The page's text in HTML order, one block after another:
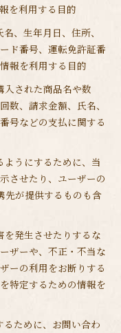
を利用する目的
、生年月日、住所、
ド番号、運転免許証番
報を利用する目的
入された商品名や数
数、請求金額、氏名、
号などの支払に関する
うにするために、当
させたり、ユーザーの
先が提供するものも含
発生させたりするな
ザーや、不正・不当な
ーの利用をお断りする
特定するための情報を
ために、お問い合わ